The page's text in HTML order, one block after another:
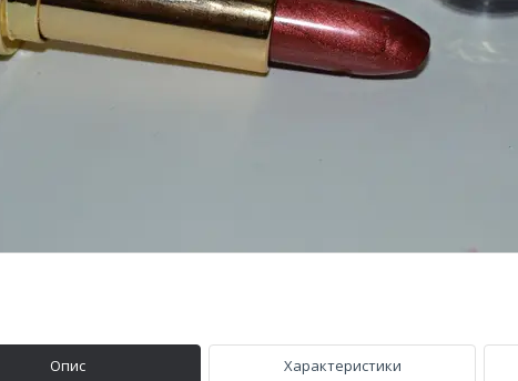
Опис Характеристики